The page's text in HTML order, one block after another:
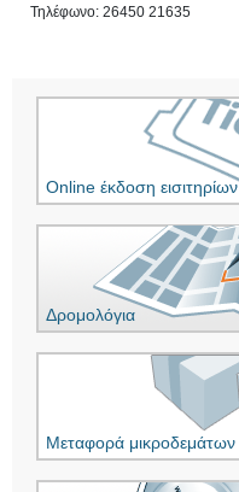
Τηλέφωνο: 26450 21635
Online έκδοση εισιτηρίων
Δρομολόγια
Μεταφορά μικροδεμάτων